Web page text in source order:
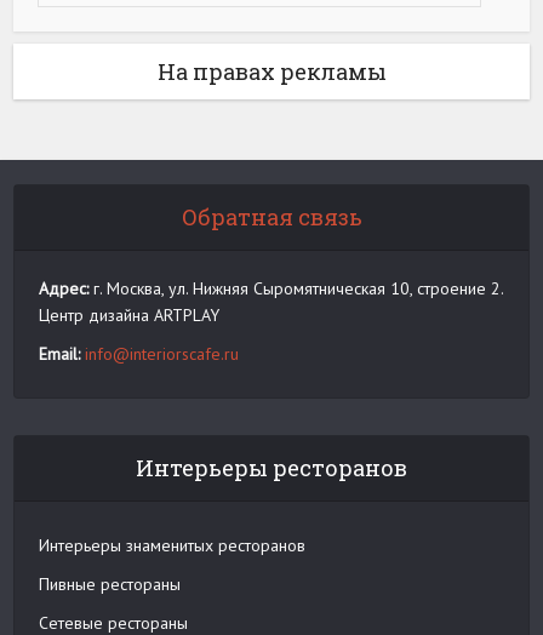
На правах рекламы
Обратная связь
Адрес:г. Москва, ул. Нижняя Сыромятническая 10, строение 2.
Центр дизайна ARTPLAY
Email: info@interiorscafe.ru
Интерьеры ресторанов
Интерьеры знаменитых ресторанов
Пивные рестораны
Сетевые рестораны